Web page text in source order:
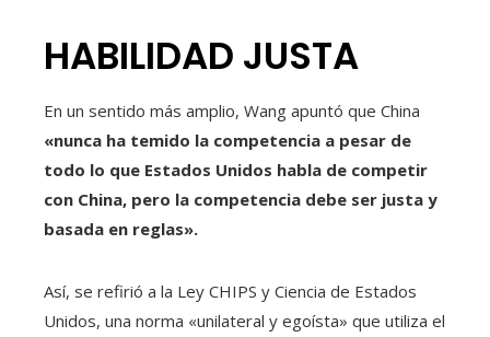
HABILIDAD JUSTA
En un sentido más amplio, Wang apuntó que China
«nunca ha temido la competencia a pesar de
todo lo que Estados Unidos habla de competir
con China, pero la competencia debe ser justa y
basada en reglas».
Así, se refirió a la Ley CHIPS y Ciencia de Estados
Unidos, una norma «unilateral y egoísta» que utiliza el